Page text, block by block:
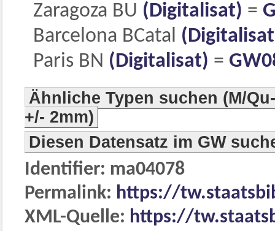
Zaragoza BU (Digitalisat) =
Barcelona BCatal
Paris BN (Digitalisat) =
Ähnliche Typen suchen (M/
+/- 2mm)
Diesen Datensatz im GW
Identifier: ma04078
Permalink: https://
XML-Quelle: https://